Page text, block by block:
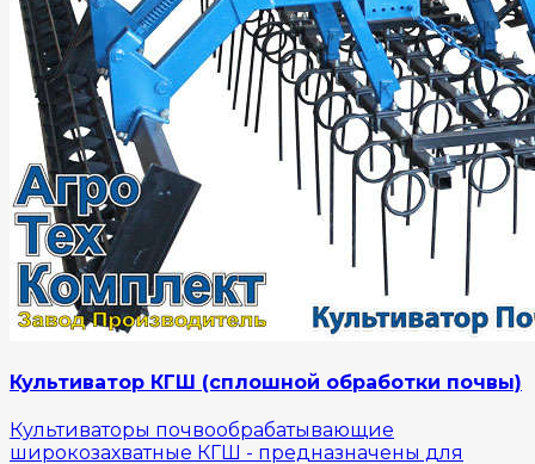
Культиватор КГШ (сплошной обработки почвы)
Культиваторы почвообрабатывающие
широкозахватные КГШ - предназначены для